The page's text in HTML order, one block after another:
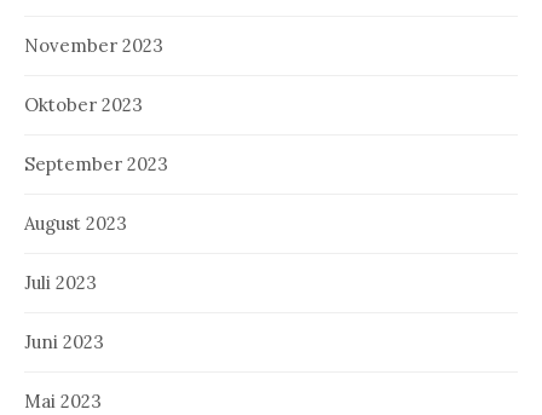
November 2023
Oktober 2023
September 2023
August 2023
Juli 2023
Juni 2023
Mai 2023